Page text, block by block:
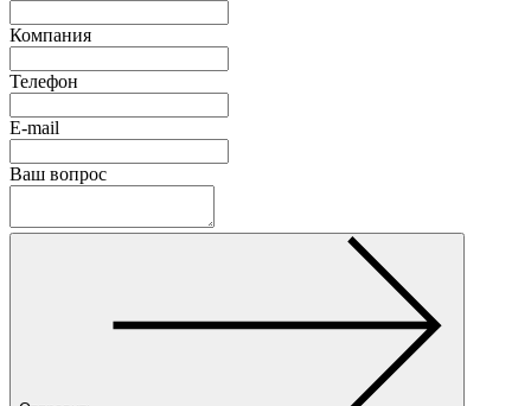
Компания
Телефон
E-mail
Ваш вопрос